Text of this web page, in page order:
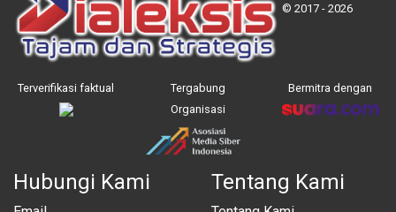
© 2017 - 2026
Terverifikasi faktual
Tergabung
Organisasi
Bermitra dengan
Hubungi Kami Tentang Kami